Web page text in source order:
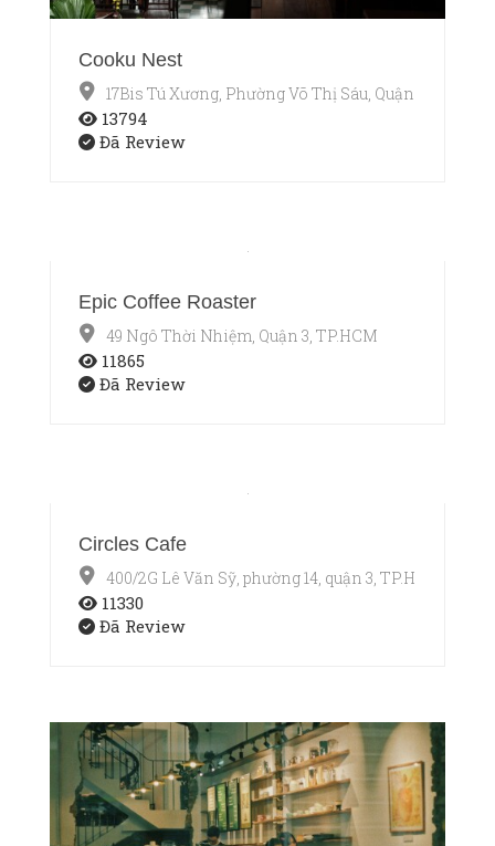
Cooku Nest
17Bis Tú Xương, Phường Võ Thị Sáu, Quận 3, TP.HCM
13794
Đã Review
Epic Coffee Roaster
49 Ngô Thời Nhiệm, Quận 3, TP.HCM
11865
Đã Review
Circles Cafe
400/2G Lê Văn Sỹ, phường 14, quận 3, TP.HCM
11330
Đã Review